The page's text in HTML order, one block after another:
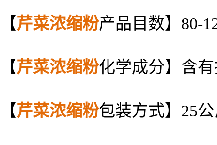
【芹菜浓缩粉产品目数】80-
【芹菜浓缩粉化学成分】含
【芹菜浓缩粉包装方式】25